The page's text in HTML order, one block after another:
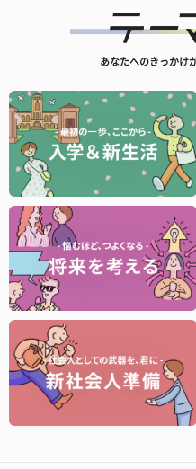
あなたへのきっかけ